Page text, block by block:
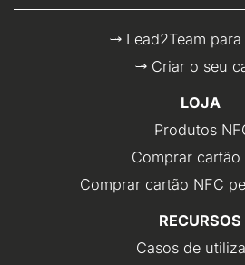
Lead2Team
Criar o seu
LOJA
Produtos
Comprar cartão
Comprar cartão NFC
RECURSOS
Casos de